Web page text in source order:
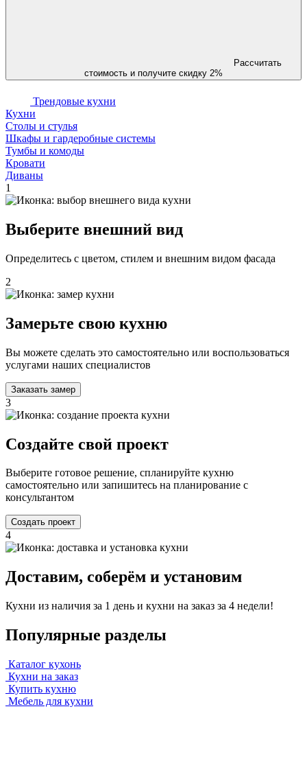
Рассчитать
стоимость и получите скидку 2%
Трендовые кухни
Кухни
Столы и стулья
Шкафы и гардеробные системы
Тумбы и комоды
Кровати
Диваны
1
Выберите внешний вид
Определитесь с цветом, стилем и внешним видом фасада
2
Замерьте свою кухню
Вы можете сделать это самостоятельно или воспользоваться
услугами наших специалистов
Заказать замер
3
Создайте свой проект
Выберите готовое решение, спланируйте кухню
самостоятельно или запишитесь на планирование с
консультантом
Создать проект
4
Доставим, соберём и установим
Кухни из наличия за 1 день и кухни на заказ за 4 недели!
Популярные разделы
Каталог кухонь
Кухни на заказ
Купить кухню
Мебель для кухни